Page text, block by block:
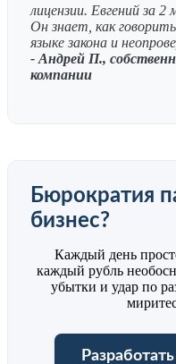
лицензии. Евгений за 2
Он знает, как
языке закона и
- Андрей П.,
компании
Бюрократия
бизнес?
Каждый день
каждый рубль
убытки и удар по